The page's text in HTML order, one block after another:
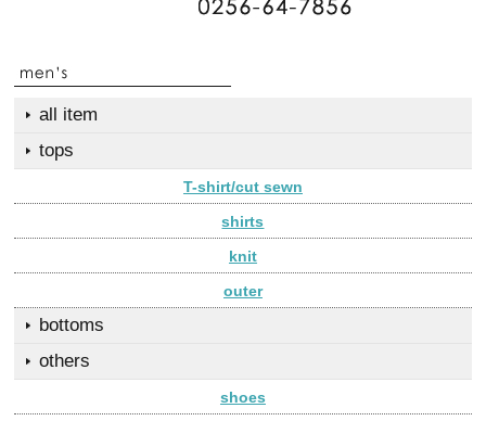
all item
tops
T-shirt/cut sewn
shirts
knit
outer
bottoms
others
shoes